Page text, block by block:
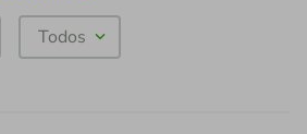
Todos